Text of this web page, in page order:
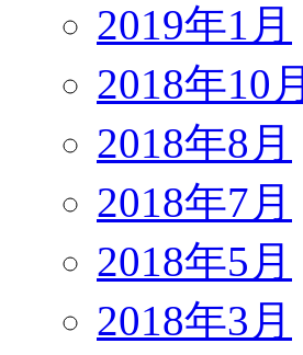
2019年1月
2018年10月
2018年8月
2018年7月
2018年5月
2018年3月